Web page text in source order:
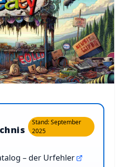
Stand: September
2025
– der Urfehler